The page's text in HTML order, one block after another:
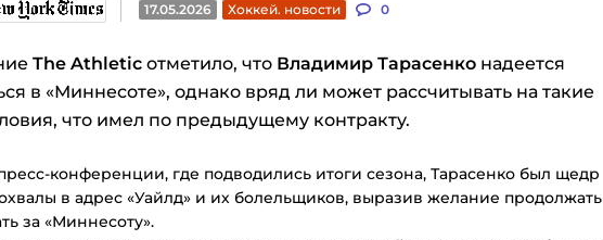
17.05.2026 Хоккей. новости 0
The Athletic отметило, что Владимир Тарасенко надеется
в «Миннесоте», однако вряд ли может рассчитывать на такие
что имел по предыдущему контракту.
конференции, где подводились итоги сезона, Тарасенко был щедр
в адрес «Уайлд» и их болельщиков, выразив желание продолжать
за «Миннесоту».